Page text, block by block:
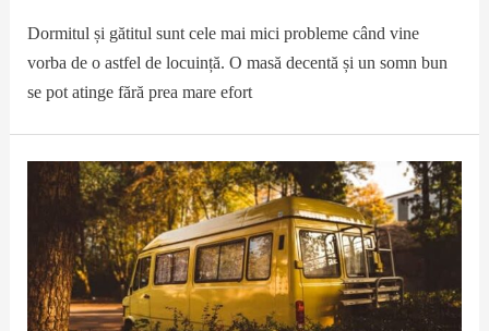
Dormitul și gătitul sunt cele mai mici probleme când vine
vorba de o astfel de locuință. O masă decentă și un somn bun
se pot atinge fără prea mare efort